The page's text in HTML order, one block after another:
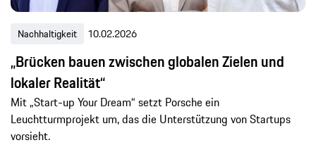
Nachhaltigkeit 10.02.2026
„Brücken bauen zwischen globalen Zielen und
lokaler Realität“
Mit „Start-up Your Dream“ setzt Porsche ein
Leuchtturmprojekt um, das die Unterstützung von Startups
vorsieht.